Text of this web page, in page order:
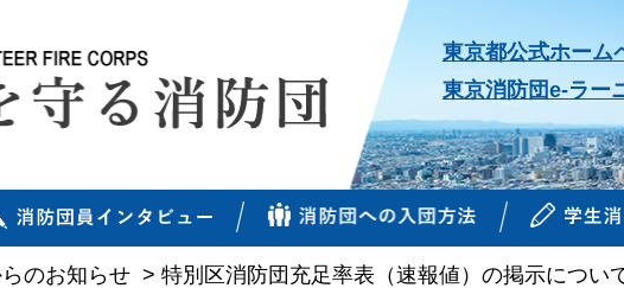
東京都公式ホーム
東京消防団e-ラー
のお知らせ > 特別区消防団充足率表（速報値）の掲示につい